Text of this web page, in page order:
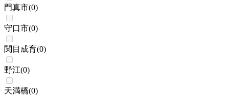
門真市(0)
守口市(0)
関目成育(0)
野江(0)
天満橋(0)